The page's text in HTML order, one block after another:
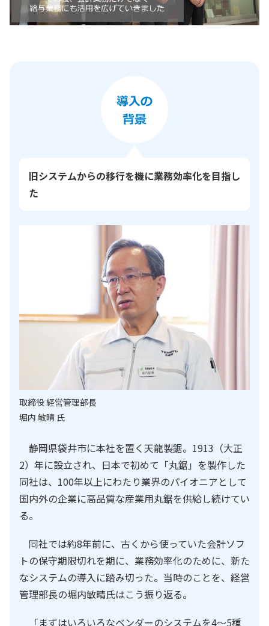
旧システムからの移行を機に業務効率化を目指し
た
取締役 経営管理部長
堀内 敏晴 氏
静岡県袋井市に本社を置く天龍製鋸。1913（大正
2）年に設立され、日本で初めて「丸鋸」を製作した
同社は、100年以上にわたり業界のパイオニアとして
国内外の企業に高品質な産業用丸鋸を供給し続けてい
る。
同社では約8年前に、古くから使っていた会計ソフ
トの保守期限切れを期に、業務効率化のために、新た
なシステムの導入に踏み切った。当時のことを、経営
管理部長の堀内敏晴氏はこう振り返る。
「まずはいろいろなベンダーのシステムを4～5種